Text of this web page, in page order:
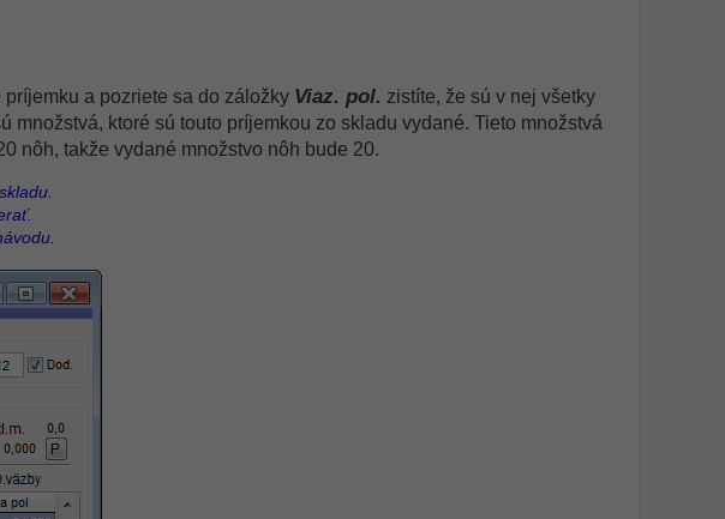
a pozriete sa do záložky Viaz. pol. zistíte, že sú v nej všetky
množstvá, ktoré sú touto príjemkou zo skladu vydané. Tieto množstvá
nôh, takže vydané množstvo nôh bude 20.